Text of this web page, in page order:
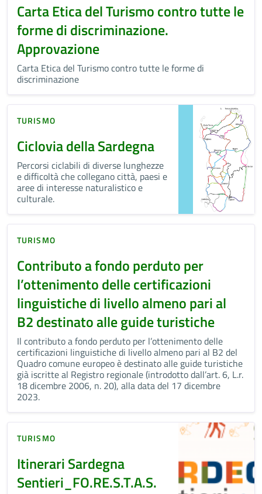
Carta Etica del Turismo contro tutte le
forme di discriminazione.
Approvazione
Carta Etica del Turismo contro tutte le forme di
discriminazione
TURISMO
Ciclovia della Sardegna
Percorsi ciclabili di diverse lunghezze
e difficoltà che collegano città, paesi e
aree di interesse naturalistico e
culturale.
TURISMO
Contributo a fondo perduto per
l’ottenimento delle certificazioni
linguistiche di livello almeno pari al
B2 destinato alle guide turistiche
Il contributo a fondo perduto per l’ottenimento delle
certificazioni linguistiche di livello almeno pari al B2 del
Quadro comune europeo è destinato alle guide turistiche
già iscritte al Registro regionale (introdotto dall’art. 6, L.r.
18 dicembre 2006, n. 20), alla data del 17 dicembre
2023.
TURISMO
Itinerari Sardegna
Sentieri_FO.RE.S.T.A.S.